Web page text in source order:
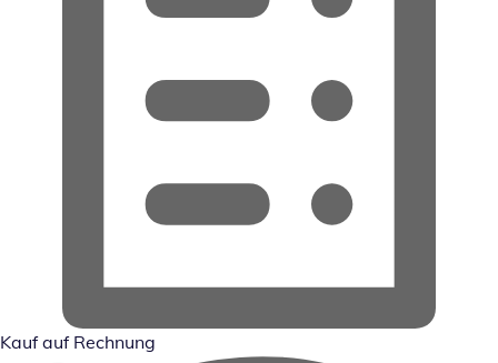
Kauf auf Rechnung